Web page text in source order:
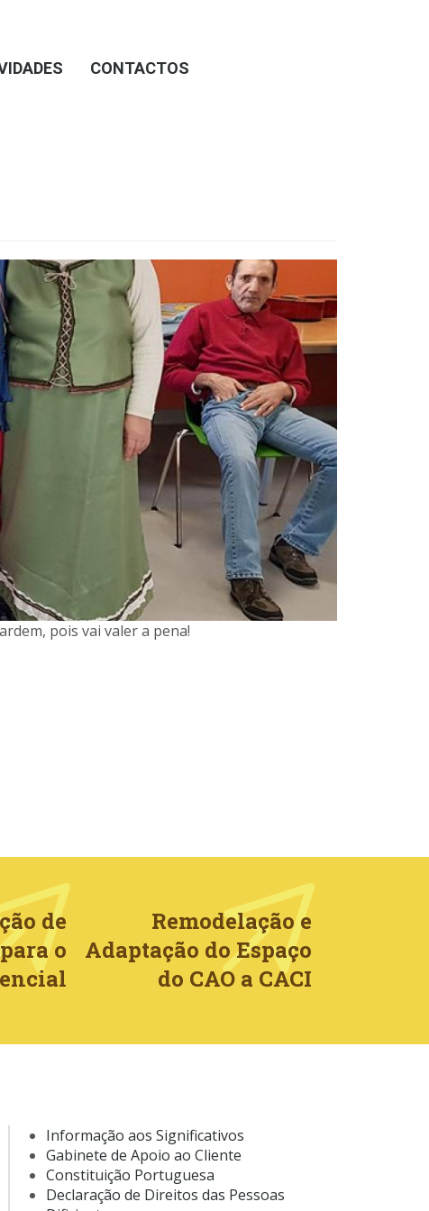
CONTACTOS
pois vai valer a pena!
de
o
Remodelação e
Adaptação do Espaço
do CAO a CACI
Informação aos Significativos
Gabinete de Apoio ao Cliente
Constituição Portuguesa
Declaração de Direitos das Pessoas